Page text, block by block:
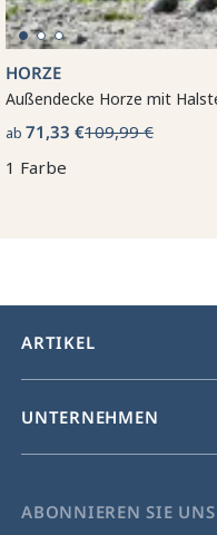
HORZE
Außendecke Horze mit
ab 71,33 €109,99 €
1 Farbe
ARTIKEL
UNTERNEHMEN
ABONNIEREN SIE